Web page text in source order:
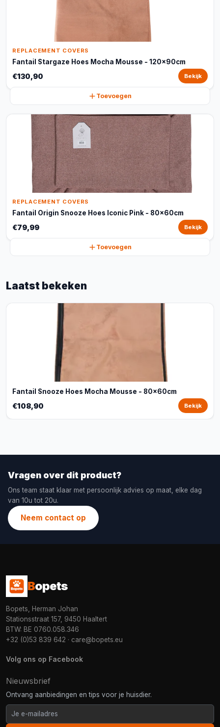
REPLACEMENT COVERS
Fantail Stargaze Hoes Mocha Mousse - 120x90cm
€130,90 Bekijk
Toevoegen
REPLACEMENT COVERS
Fantail Origin Snooze Hoes Iconic Pink - 80x60cm
€79,99 Bekijk
Toevoegen
Laatst bekeken
Fantail Snooze Hoes Mocha Mousse - 80x60cm
€108,90 Bekijk
Vragen over dit product?
Ons team staat klaar met persoonlijk advies op maat, elke dag
van 10u tot 20u.
Neem contact op
Bopets
Bopets, Herman Johan
Stationsstraat 157, 9450 Haaltert
BTW: BE 0760.058.346
+32 (0)53 839 642 · care@bopets.eu
Volg ons op Facebook
Nieuwsbrief
Ontvang aanbiedingen en tips voor je huisdier.